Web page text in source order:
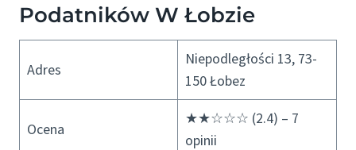
Podatników W Łobzie
Adres
Niepodległości 13, 73-
150 Łobez
Ocena
★★☆☆☆ (2.4) – 7
opinii